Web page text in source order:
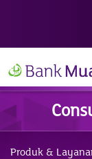
Produk &